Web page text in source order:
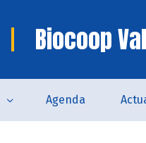
Biocoop
Agenda